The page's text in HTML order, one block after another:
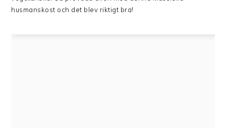
husmanskost och det blev riktigt bra!